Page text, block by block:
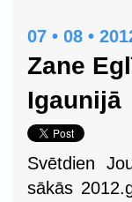
07 • 08 •
Zane
Igaunijā
Svētdien
sākās